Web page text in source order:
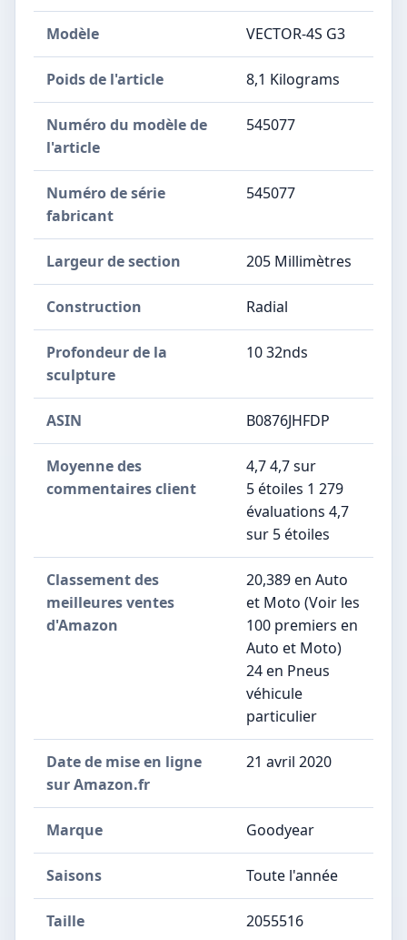
Modèle ‎VECTOR-4S G3
Poids de l'article ‎8,1 Kilograms
Numéro du modèle de
l'article
‎545077
Numéro de série
fabricant
‎545077
Largeur de section ‎205 Millimètres
Construction ‎Radial
Profondeur de la
sculpture
‎10 32nds
ASIN B0876JHFDP
Moyenne des
commentaires client
4,7 4,7 sur
5 étoiles 1 279
évaluations 4,7
sur 5 étoiles
Classement des
meilleures ventes
d'Amazon
20,389 en Auto
et Moto (Voir les
100 premiers en
Auto et Moto)
24 en Pneus
véhicule
particulier
Date de mise en ligne
sur Amazon.fr
21 avril 2020
Marque Goodyear
Saisons Toute l'année
Taille 2055516